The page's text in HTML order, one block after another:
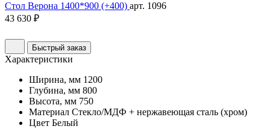
Стол Верона 1400*900 (+400) арт. 1096
43 630 ₽
Быстрый заказ
Характеристики
Ширина, мм 1200
Глубина, мм 800
Высота, мм 750
Материал Стекло/МДФ + нержавеющая сталь (хром)
Цвет Белый